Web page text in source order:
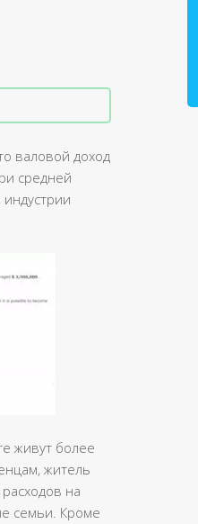
валовой доход
средней
живут более
житель
на
семьи. Кроме